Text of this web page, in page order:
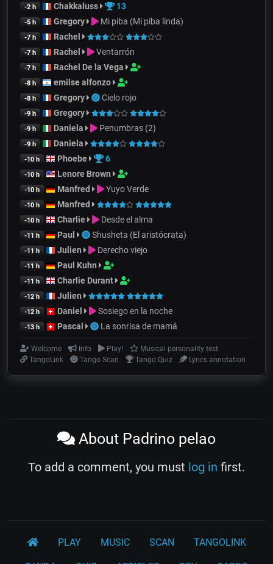
-2 h Chakkaluss 13
-5 h Gregory Mi piba (Mi piba linda)
-7 h Rachel
-7 h Rachel Ventarrón
-7 h Rachel De la Vega
-8 h emilse alfonzo
-8 h Gregory Cielo rojo
-9 h Gregory
-9 h Daniela Penumbras (2)
-9 h Daniela
-10 h Phoebe 6
-10 h Lenore Brown
-10 h Manfred Yuyo Verde
-10 h Manfred
-10 h Charlie Desde el alma
-11 h Paul Shusheta (El aristócrata)
-11 h Julien Derecho viejo
-11 h Paul Kuhn
-11 h Charlie Durant
-12 h Julien
-12 h Daniel Sosiego en la noche
-13 h Pascal La sonrisa de mamá
Welcome Info Play!
Musical personality test
TangoLink
Tango Scan Tango Quiz Lyrics annotation
About Padrino pelao
To add a comment, you must log in first.
PLAY MUSIC SCAN TANGOLINK